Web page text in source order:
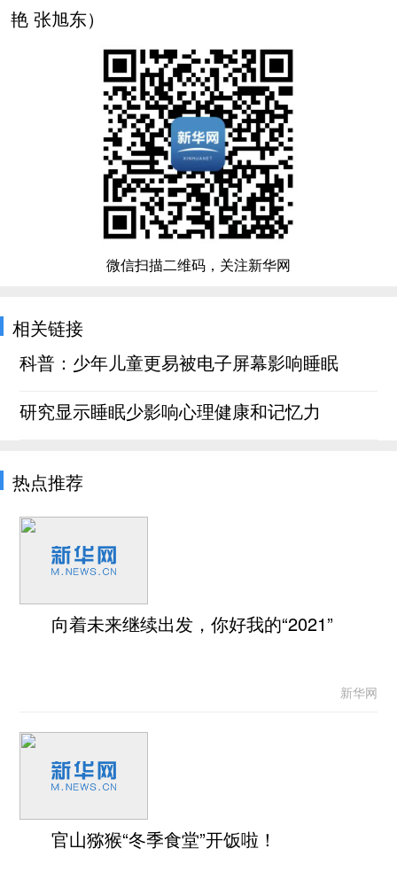
艳 张旭东）
微信扫描二维码，关注新华网
相关链接
科普：少年儿童更易被电子屏幕影响睡眠
研究显示睡眠少影响心理健康和记忆力
热点推荐
向着未来继续出发，你好我的“2021”
新华网
官山猕猴“冬季食堂”开饭啦！